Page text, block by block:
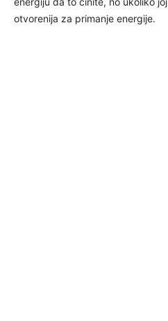
otvorenija za primanje energije.